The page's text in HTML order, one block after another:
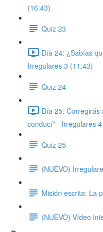
(16:43)
Quiz 23
Día 24: ¿Sabías
Irregulares 3 (11:43)
Quiz 24
Día 25: Corregirás
conducí" - Irregulares
Quiz 25
(NUEVO)
Misión escrita: La
(NUEVO) Vídeo